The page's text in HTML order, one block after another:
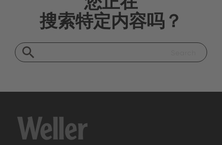
搜索特定内容吗？